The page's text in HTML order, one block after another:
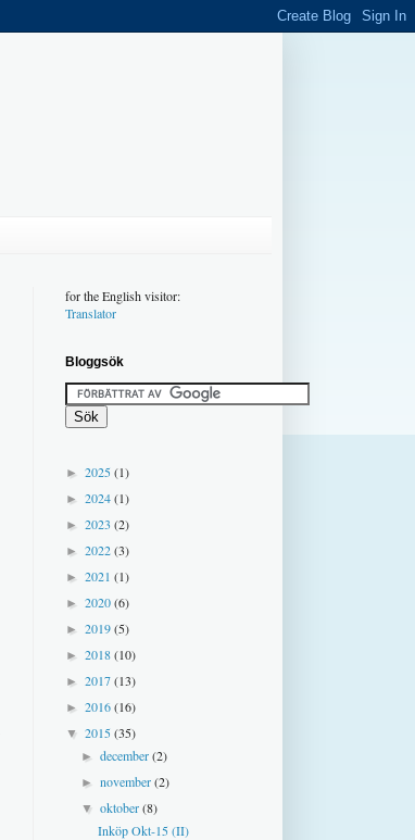
for the English visitor:
Translator
Bloggsök
► 2025(1)
► 2024(1)
► 2023 (2)
► 2022(3)
► 2021 (1)
► 2020(6)
► 2019(5)
► 2018(10)
► 2017(13)
► 2016(16)
▼ 2015(35)
►december(2)
►november(2)
▼oktober(8)
Inköp Okt-15 (II)